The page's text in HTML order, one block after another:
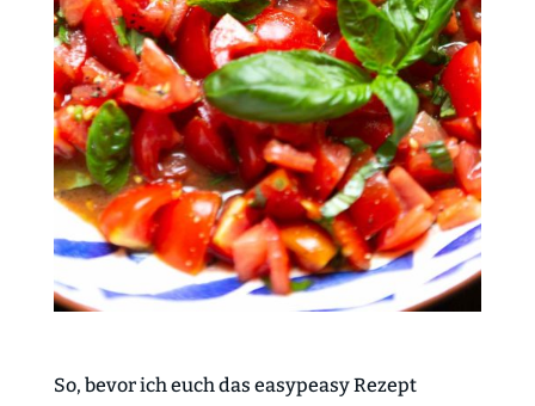
So, bevor ich euch das easypeasy Rezept